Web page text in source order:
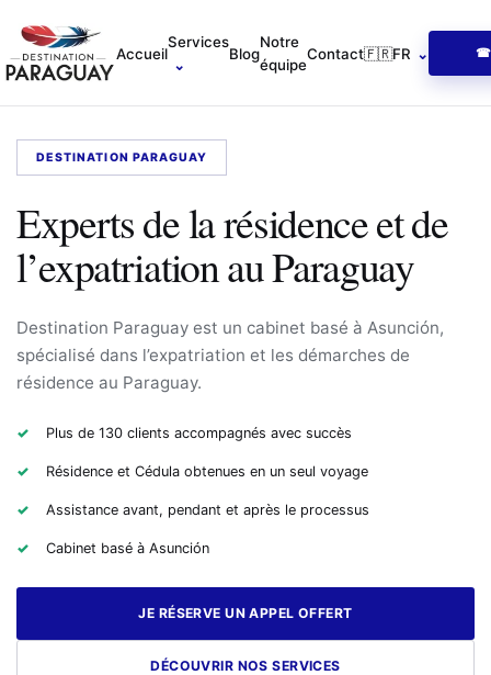
Accueil
Services
⌄
Blog
Notre
équipe
Contact🇫🇷FR ⌄ ☎
DESTINATION PARAGUAY
Experts de la résidence et de
l’expatriation au Paraguay
Destination Paraguay est un cabinet basé à Asunción,
spécialisé dans l’expatriation et les démarches de
résidence au Paraguay.
Plus de 130 clients accompagnés avec succès
Résidence et Cédula obtenues en un seul voyage
Assistance avant, pendant et après le processus
Cabinet basé à Asunción
JE RÉSERVE UN APPEL OFFERT
DÉCOUVRIR NOS SERVICES